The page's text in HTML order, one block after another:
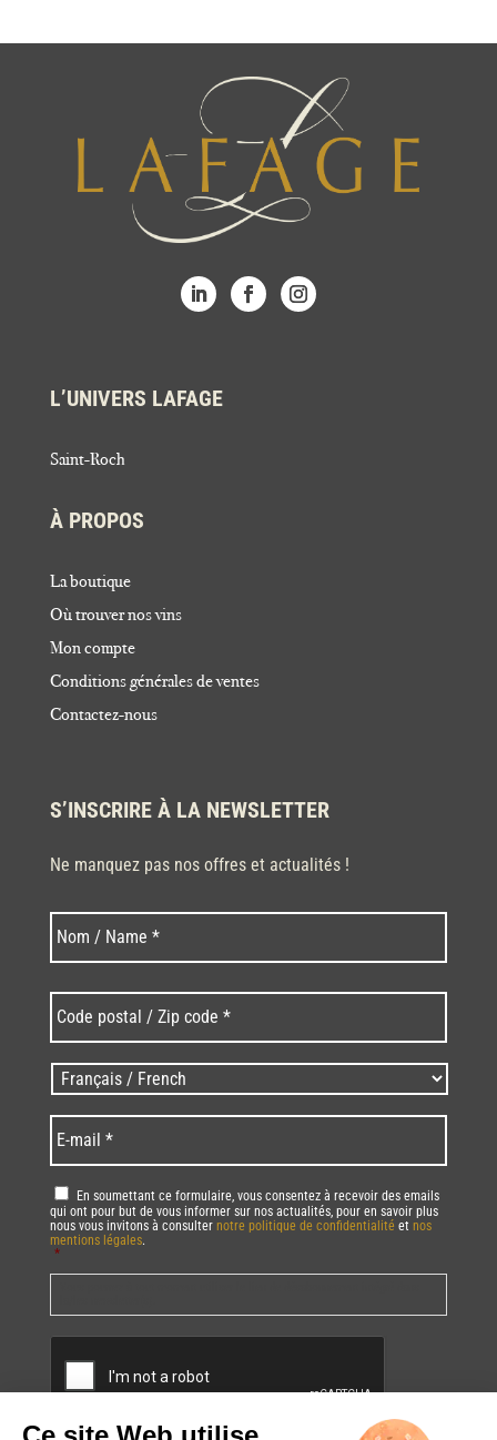
L’UNIVERS LAFAGE
Saint-Roch
À PROPOS
La boutique
Où trouver nos vins
Mon compte
Conditions générales de ventes
Contactez-nous
S’INSCRIRE À LA NEWSLETTER
Ne manquez pas nos offres et actualités !
Nom * Nom
postal
/
Zip
code
* *
Langues
/
Language *
mail *
RGPD *
En soumettant ce formulaire, vous consentez à recevoir des emails
qui ont pour but de vous informer sur nos actualités, pour en savoir plus
nous vous invitons à consulter notre politique de confidentialité et nos
mentions légales.
*